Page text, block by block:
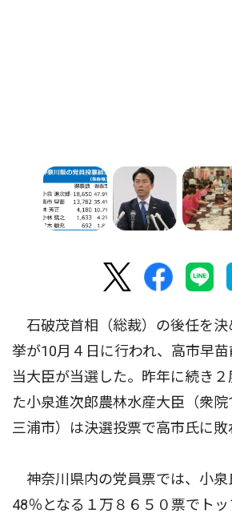
石破茂首相（総裁）の後任を決
挙が10月４日に行われ、高市早
当大臣が当選した。昨年に続き
た小泉進次郎農林水産大臣（衆院
三浦市）は決選投票で高市氏に敗
神奈川県内の党員票では、小泉
48％となる１万８６５０票でト